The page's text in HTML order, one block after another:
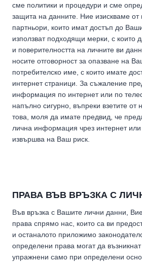
сме политики и процедури и сме
защита на данните. Ние изискваме от
партньори, които имат достъп до
използват подходящи мерки, с които
и поверителността на личните ви
носите отговорност за опазване на
потребителско име, с които имате
интернет страници. За съжаление
информация по интернет или по
напълно сигурно, въпреки взетите от
това, моля да имате предвид, че
лична информация чрез интернет
извършва на Ваш риск.
ПРАВА ВЪВ ВРЪЗКА С
Във връзка с Вашите лични данни,
права спрямо нас, които са ви
и останалото приложимо
определени права могат да
упражнени само при определени